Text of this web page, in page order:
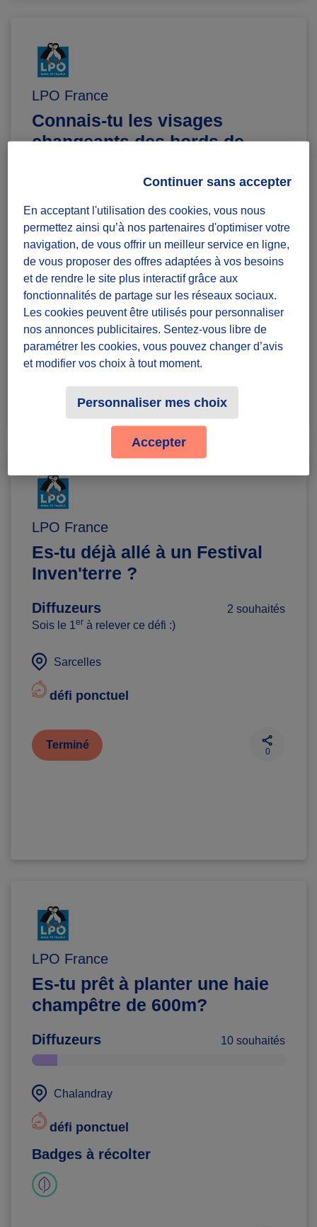
LPO France
Connais-tu les visages
changeants des bords de
2 souhaités
Pleumeur-Bodou
défi ponctuel
Terminé
LPO France
Es-tu déjà allé à un Festival
Inven'terre ?
Diffuzeurs
2 souhaités
Sois le 1er à relever ce défi :)
Sarcelles
défi ponctuel
Terminé
0
LPO France
Es-tu prêt à planter une haie
champêtre de 600m?
Diffuzeurs 10 souhaités
Chalandray
défi ponctuel
Badges à récolter
En acceptant l'utilisation des cookies, vous nous
permettez ainsi qu’à nos partenaires d'optimiser votre
navigation, de vous offrir un meilleur service en ligne,
de vous proposer des offres adaptées à vos besoins
et de rendre le site plus interactif grâce aux
fonctionnalités de partage sur les réseaux sociaux.
Les cookies peuvent être utilisés pour personnaliser
nos annonces publicitaires. Sentez-vous libre de
paramétrer les cookies, vous pouvez changer d’avis
et modifier vos choix à tout moment.
Personnaliser mes choix
Continuer sans accepter
Accepter